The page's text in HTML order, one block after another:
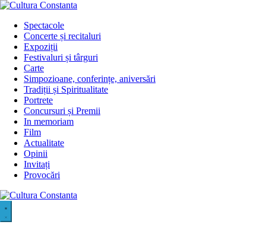
Sari
conținutSpectacole
Concerte și recitaluri
Expoziții
Festivaluri și târguri
Carte
Simpozioane, conferințe, aniversări
Tradiții și Spiritualitate
Portrete
Concursuri și Premii
In memoriam
Film
Actualitate
Opinii
Invitați
Provocări